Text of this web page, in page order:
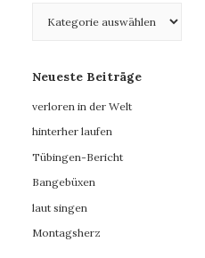
Neueste Beiträge
verloren in der Welt
hinterher laufen
Tübingen-Bericht
Bangebüxen
laut singen
Montagsherz